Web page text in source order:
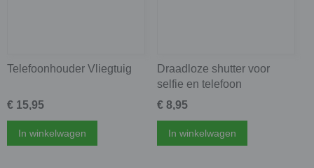
Telefoonhouder Vliegtuig
€ 15,95
In winkelwagen
Draadloze shutter voor
selfie en telefoon
€ 8,95
In winkelwagen